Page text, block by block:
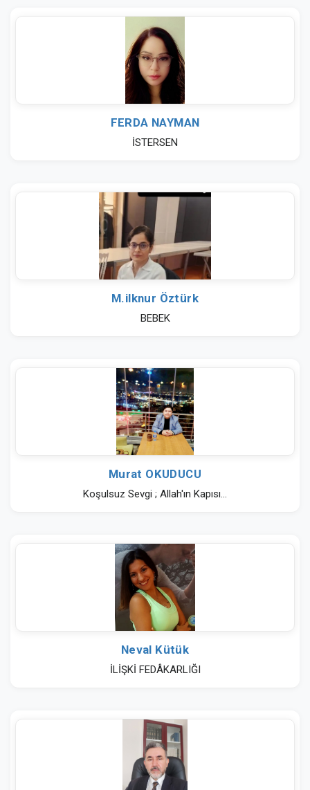
FERDA NAYMAN
İSTERSEN
M.ilknur Öztürk
BEBEK
Murat OKUDUCU
Koşulsuz Sevgi ; Allah'ın Kapısı...
Neval Kütük
İLİŞKİ FEDÂKARLIĞI